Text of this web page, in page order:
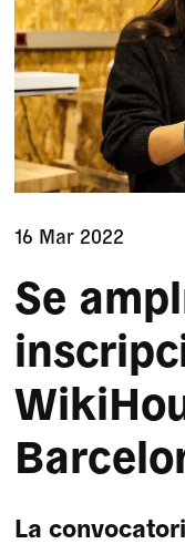
16 Mar 2022
Se
La